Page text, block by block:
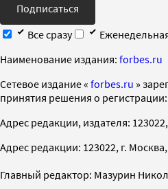
Подписаться
Все сразу
Наименование издания: forbes.ru
Cетевое издание « forbes.ru »
принятия решения о
Адрес редакции, издателя:
Адрес редакции: 123022, г.
Главный редактор: Мазурин